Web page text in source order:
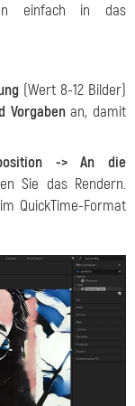
einfach in das
(Wert 8-12 Bilder)
Vorgabenan, damit
-> An die
Sie das Rendern.
QuickTime-Format